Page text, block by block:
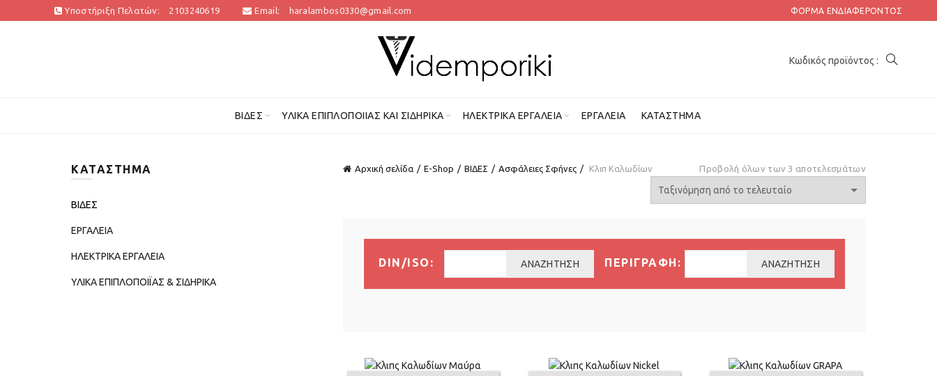
Υποστήριξη Πελατών: 2103240619 Email: haralambos0330@gmail.com ΦΌΡΜΑ ΕΝΔΙΑΦΈΡΟΝΤΟΣ
ΒΊΔΕΣ ΥΛΙΚΆ ΕΠΙΠΛΟΠΟΙΊΑΣ ΚΑΙ ΣΙΔΗΡΙΚΆ ΗΛΕΚΤΡΙΚΆ ΕΡΓΑΛΕΊΑ ΕΡΓΑΛΕΊΑ ΚΑΤΆΣΤΗΜΑ
Αρχική σελίδα E-Shop ΒΙΔΕΣ Ασφάλειες Σφήνες Κλιπ Καλωδίων Προβολή όλων των 3 αποτελεσμάτων
DIN/ISO: ΑΝΑΖΉΤΗΣΗ ΠΕΡΙΓΡΑΦΗ: ΑΝΑΖΉΤΗΣΗ
ΚΑΤΆΣΤΗΜΑ
ΒΙΔΕΣ
ΕΡΓΑΛΕΙΑ
ΗΛΕΚΤΡΙΚΑ ΕΡΓΑΛΕΙΑ
ΥΛΙΚΑ ΕΠΙΠΛΟΠΟΙΪΑΣ & ΣΙΔΗΡΙΚΑ